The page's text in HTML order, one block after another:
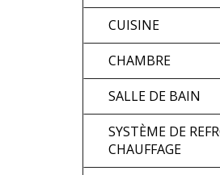
CUISINE
CHAMBRE
SALLE DE BAIN
SYSTÈME DE
CHAUFFAGE